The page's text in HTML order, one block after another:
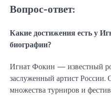
Вопрос-ответ:
Какие достижения есть у
биографии?
Игнат Фокин — известный
заслуженный артист
множества турниров и